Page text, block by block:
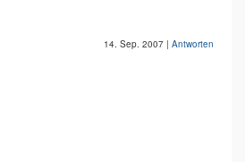
14. Sep. 2007 | Antworten